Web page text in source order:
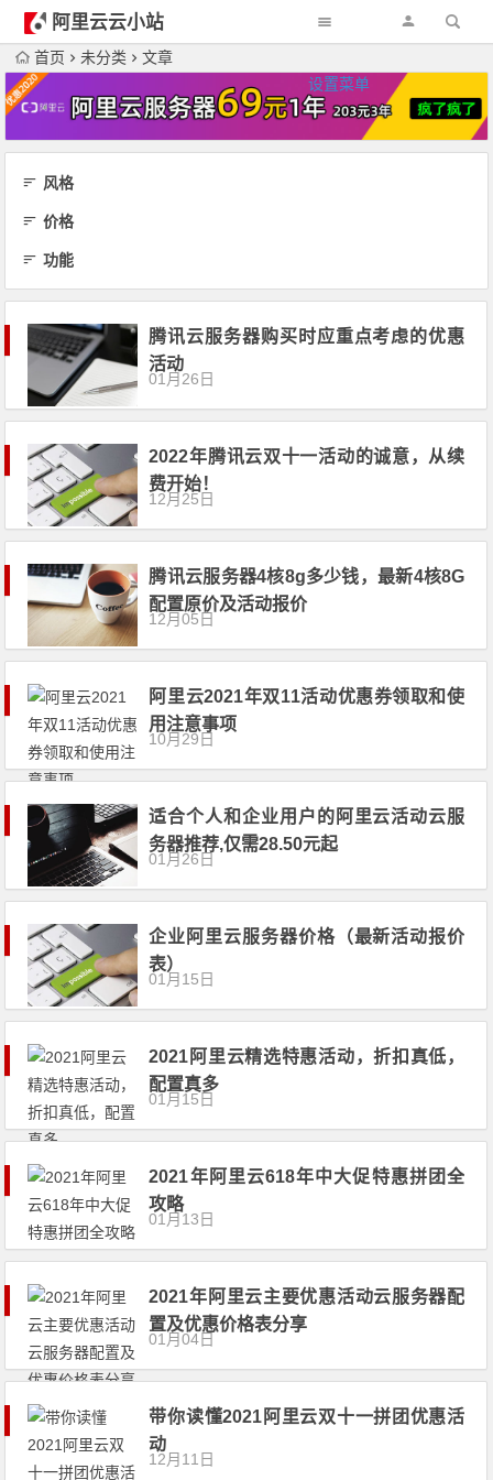
阿里云云小站
设置菜单
首页 未分类 文章
风格
价格
功能
腾讯云服务器购买时应重点考虑的优惠
活动
01月26日
2022年腾讯云双十一活动的诚意，从续
费开始！
12月25日
腾讯云服务器4核8g多少钱，最新4核8G
配置原价及活动报价
12月05日
阿里云2021年双11活动优惠券领取和使
用注意事项
10月29日
适合个人和企业用户的阿里云活动云服
务器推荐,仅需28.50元起
01月26日
企业阿里云服务器价格（最新活动报价
表）
01月15日
2021阿里云精选特惠活动，折扣真低，
配置真多
01月15日
2021年阿里云618年中大促特惠拼团全
攻略
01月13日
2021年阿里云主要优惠活动云服务器配
置及优惠价格表分享
01月04日
带你读懂2021阿里云双十一拼团优惠活
动
12月11日